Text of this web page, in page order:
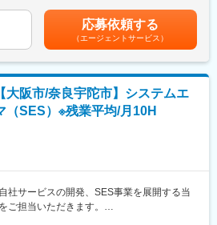
に合わせて、柔軟に働き方を変えられま
れている中、社員一人一人がご自身のライ
心して長く働き続けられる環境づくりを大
に、結婚・出産・育児・介護等のライフイ
に働き方を変えられるのは、安心して長く
ポイント。「何かを諦めるのではなく、両
緒に働きませんか？
印刷事業を核としたソリューション活動の
て、戦略的に企画から運用までに従事頂く
、入社後のキャリアパスとしては、PL･
、DNPグループ全体で行われている社内人
グループ内異動することも可能です。
業を核として、あらゆる分野でソリューシ
ます。そのコンセプトワードは｢P&Iソリュ
術(P=Printing Technology)と情報技術
を融合し企業のあらゆる課題を解決
を生み出すソリューションの提供を通じ
の実現を目指すDNPグループの意志を表し
応募依頼する
（エージェントサービス）
大阪市/奈良宇陀市】システムエ
（SES）※残業平均/月10H
社サービスの開発、SES事業を展開する当
ご担当いただきます。